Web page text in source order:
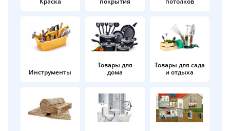
Инструменты
Товары для
дома
Товары для сада
и отдыха
в корзину
Оплачивайте сегодня только
25% картой любого банка
Получайте товар
выбранный способом